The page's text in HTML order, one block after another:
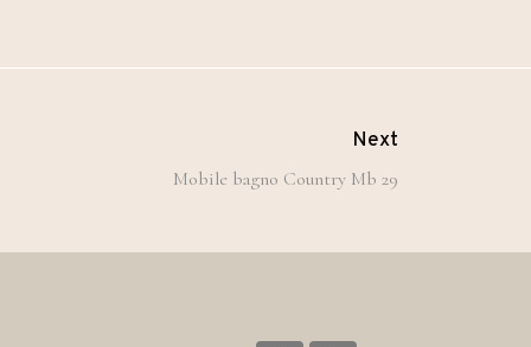
Next
Mobile bagno Country Mb 29